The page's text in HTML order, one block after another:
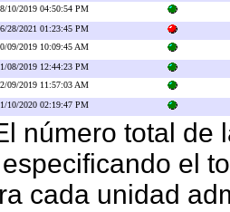
10/2019 04:50:54 PM
28/2021 01:23:45 PM
09/2019 10:09:45 AM
08/2019 12:44:23 PM
09/2019 11:57:03 AM
10/2020 02:19:47 PM
número total de
el
cada unidad